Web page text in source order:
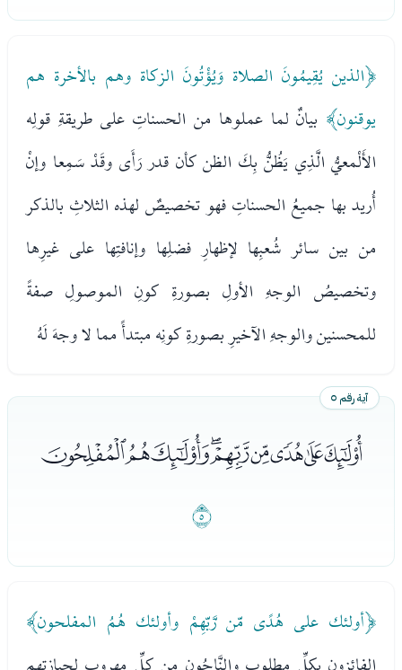
﴿الذين يُقِيمُونَ الصلاة وَيُؤْتُونَ الزكاة وهم بالأخرة هم
يوقنون﴾ بيانٌ لما عملوها من الحسناتِ على طريقةِ قولِه
الأَلْمعيُّ الَّذِي يَظُنُّ بِكَ الظن كأن قدر رَأَى وقَدْ سَمِعا وإنْ
أُريد بها جميعُ الحسناتِ فهو تخصيصٌ لهذه الثلاثِ بالذكر
من بين سائر شُعبِها لإظهارِ فضلِها وإنافتِها على غيرِها
وتخصيصُ الوجهِ الأولِ بصورةِ كونِ الموصولِ صفةً
للمحسنين والوجهِ الآخيرِ بصورةِ كونِه مبتدأً مما لا وجهَ لَهُ
آية رقم ٥
ﭦﭧﭨﭩﭪﭫﭬﭭﭮ
ﭯ
﴿أولئك على هُدًى مّن رَّبّهِمْ وأولئك هُمُ المفلحون﴾